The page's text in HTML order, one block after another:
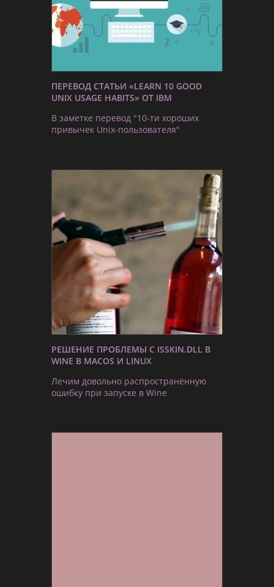
ПЕРЕВОД СТАТЬИ «LEARN 10 GOOD
UNIX USAGE HABITS» ОТ IBM
В заметке перевод "10-ти хороших
привычек Unix-пользователя"
РЕШЕНИЕ ПРОБЛЕМЫ С ISSKIN.DLL В
WINE В MACOS И LINUX
Лечим довольно распространённую
ошибку при запуске в Wine